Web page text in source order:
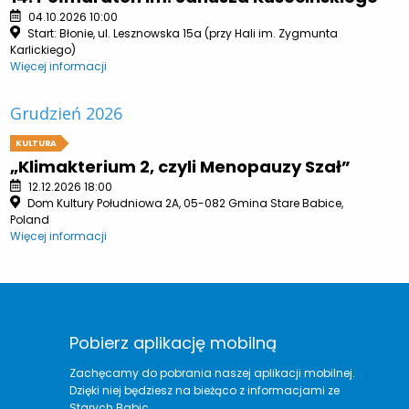
04.10.2026 10:00
Start: Błonie, ul. Lesznowska 15a (przy Hali im. Zygmunta
Karlickiego)
Więcej informacji
Grudzień 2026
KULTURA
„Klimakterium 2, czyli Menopauzy Szał”
12.12.2026 18:00
Dom Kultury Południowa 2A, 05-082 Gmina Stare Babice,
Poland
Więcej informacji
Pobierz aplikację mobilną
Zachęcamy do pobrania naszej aplikacji mobilnej.
Dzięki niej będziesz na bieżąco z informacjami ze